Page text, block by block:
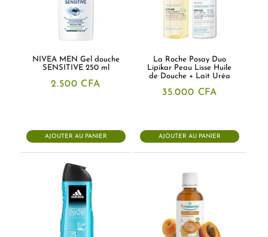
NIVEA MEN Gel douche
SENSITIVE 250 ml
2.500 CFA
AJOUTER AU PANIER
La Roche Posay Duo
Lipikar Peau Lisse Huile
de Douche + Lait Uréa
35.000 CFA
AJOUTER AU PANIER